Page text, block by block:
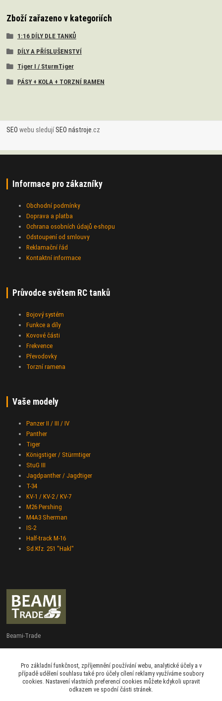
Zboží zařazeno v kategoriích
1:16 DÍLY DLE TANKŮ
DÍLY A PŘÍSLUŠENSTVÍ
Tiger I / SturmTiger
PÁSY + KOLA + TORZNÍ RAMEN
SEO webu sledujíSEO nástroje.cz
Informace pro zákazníky
Obchodní podmínky
Doprava a platba
Ochrana osobních údajů e-shopu
Odstoupení od smlouvy
Reklamační řád
Kontaktní informace
Průvodce světem RC tanků
Bojový systém
Funkce a díly
Kovové části
Frekvence
Převodovky
Torzní ramena
Vaše modely
Panzer II / III / IV
Panther
Tiger
Königstiger / Stürmtiger
StuG III
Jagdpanther / Jagdtiger
T-34
KV-1 / KV-2 / KV-7
M26 Pershing
M4A3 Sherman
IS-2
Half-track M-16
Sd.Kfz. 251 "Hakl"
Beami-Trade
Po - Pá 9:00 - 16:00
admin@beami-trade.cz
Pro základní funkčnost, zpříjemnění používání webu, analytické účely a v
případě udělení souhlasu také pro účely cílení reklamy využíváme soubory
cookies. Nastavení vlastních preferencí cookies můžete kdykoli upravit
odkazem ve spodní části stránek.